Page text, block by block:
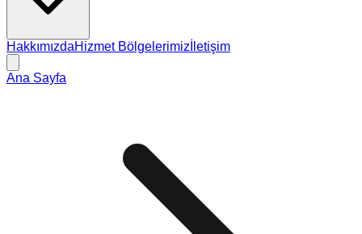
HakkımızdaHizmet Bölgelerimiz İletişim
Ana Sayfa